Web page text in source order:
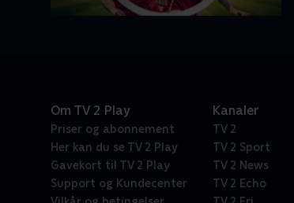
Om TV 2 Play
Priser og abonnement
Her kan du se TV 2 Play
Gavekort til TV 2 Play
Support og Kundecenter
Kanaler
TV 2
TV 2 Sport
TV 2 News
TV 2 Echo